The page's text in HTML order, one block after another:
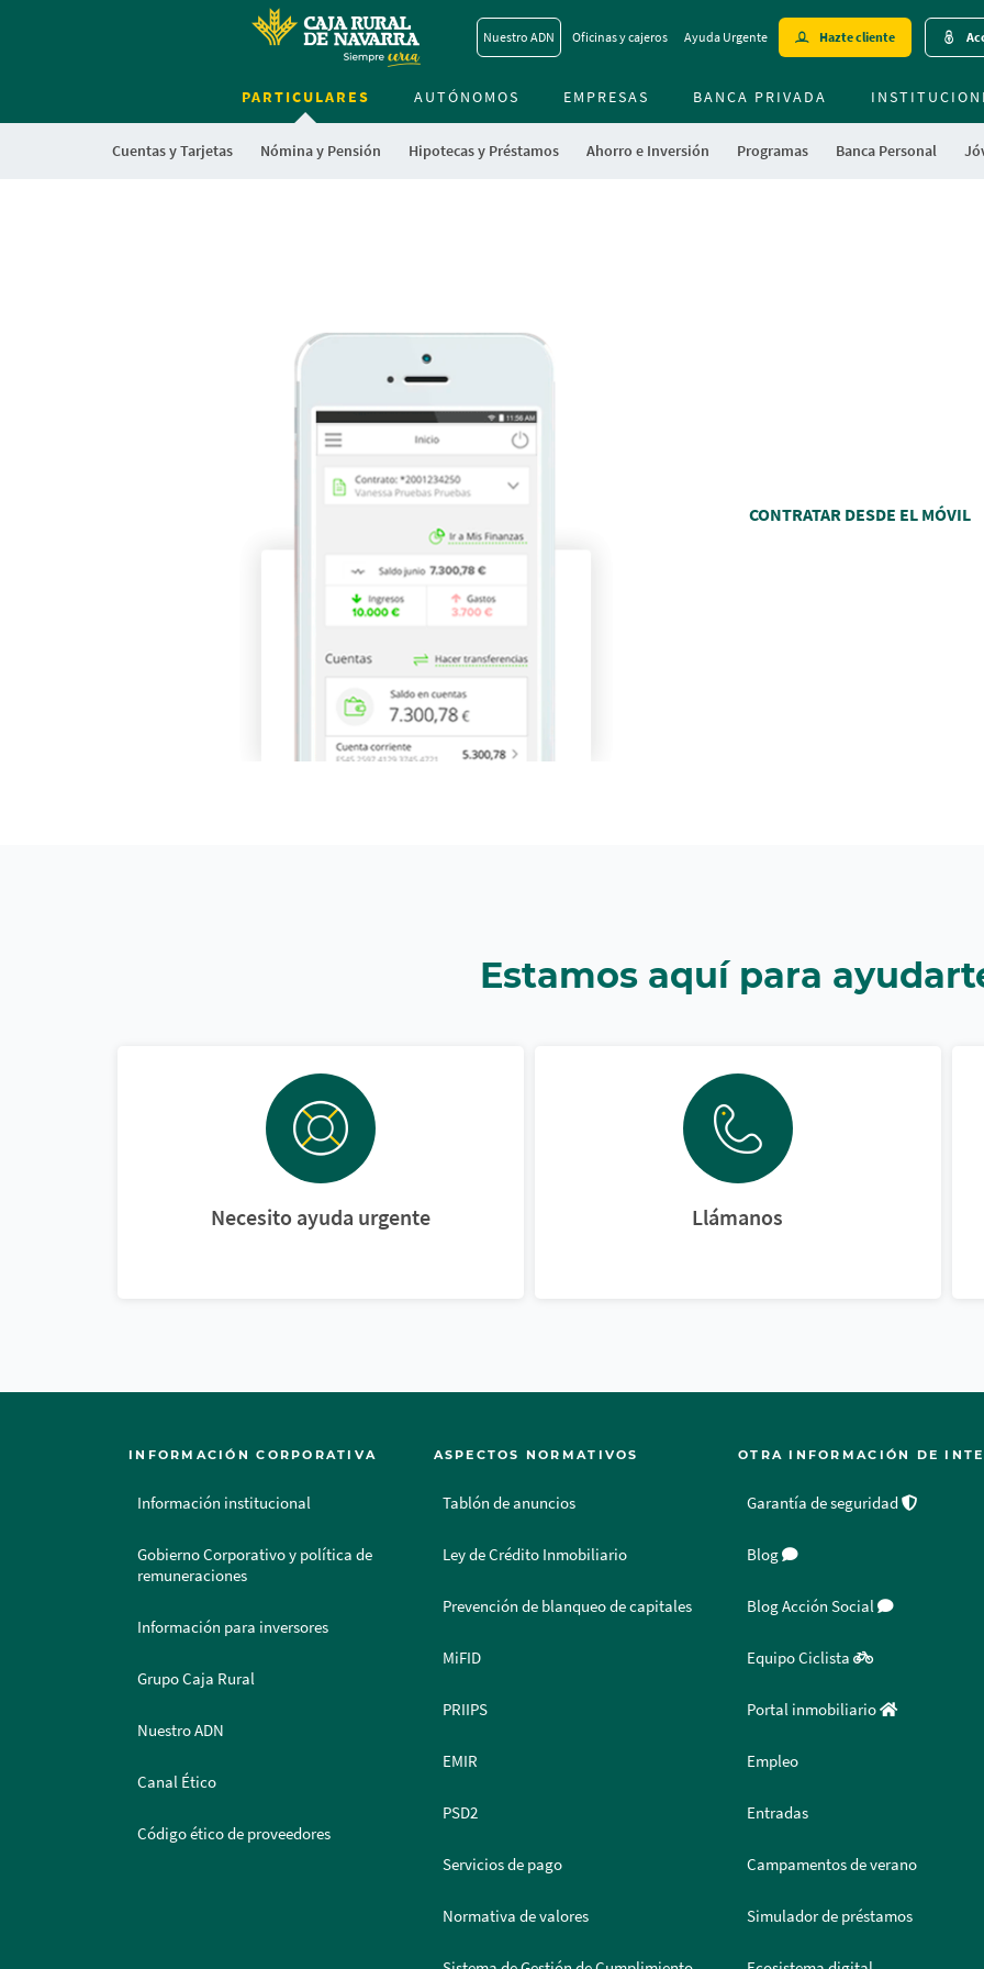
to
contentt
Nuestro ADN Oficinas y cajeros Ayuda Urgente Hazte cliente
PARTICULARES
Cuentas y Tarjetas Nómina y Pensión Hipotecas y Préstamos Ahorro e Inversión Programas Banca Personal
AUTÓNOMOS EMPRESAS BANCA PRIVADA
CONTRATAR DESDE EL MÓVIL
Estamos aquí para
Necesito ayuda urgente Llámanos
INFORMACIÓN CORPORATIVA
Información institucional
Gobierno Corporativo y política de
remuneraciones
Información para inversores
Grupo Caja Rural
Nuestro ADN
Canal Ético
Código ético de proveedores
ASPECTOS NORMATIVOS
Tablón de anuncios
Ley de Crédito Inmobiliario
Prevención de blanqueo de capitales
MiFID
PRIIPS
EMIR
PSD2
Servicios de pago
Normativa de valores
OTRA INFORMACIÓN DE
Garantía de seguridad
Blog
Blog Acción Social
Equipo Ciclista
Portal inmobiliario
Empleo
Entradas
Campamentos de verano
Simulador de préstamos